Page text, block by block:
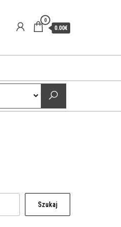
0
0.00€
Szukaj